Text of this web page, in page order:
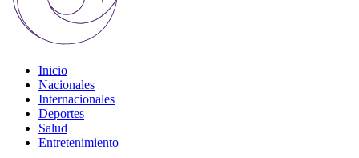
Inicio
Nacionales
Internacionales
Deportes
Salud
Entretenimiento